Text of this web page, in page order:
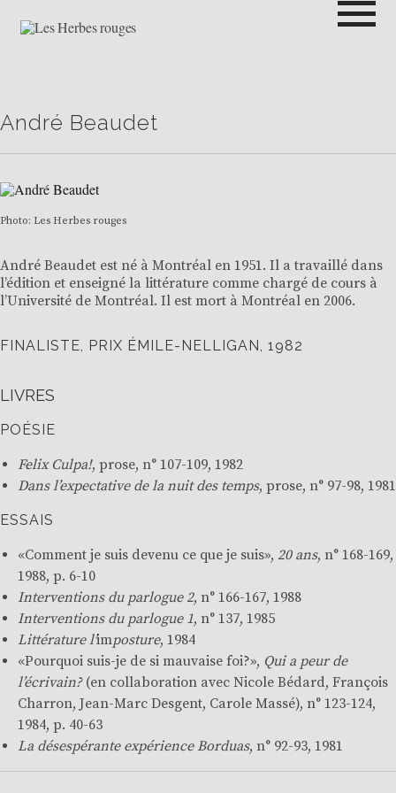
contenuLES HERBES ROUGES
André Beaudet
Photo: Les Herbes rouges
André Beaudet est né à Montréal en 1951. Il a travaillé dans
l’édition et enseigné la littérature comme chargé de cours à
l’Université de Montréal. Il est mort à Montréal en 2006.
FINALISTE, PRIX ÉMILE-NELLIGAN, 1982
LIVRES
POÉSIE
Felix Culpa!, prose, n° 107-109, 1982
Dans l’expectative de la nuit des temps, prose, n° 97-98, 1981
ESSAIS
«Comment je suis devenu ce que je suis», 20 ans, n° 168-169,
1988, p. 6-10
Interventions du parlogue 2, n° 166-167, 1988
Interventions du parlogue 1, n° 137, 1985
Littérature l’imposture, 1984
«Pourquoi suis-je de si mauvaise foi?», Qui a peur de
l’écrivain? (en collaboration avec Nicole Bédard, François
Charron, Jean-Marc Desgent, Carole Massé), n° 123-124,
1984, p. 40-63
La désespérante expérience Borduas, n° 92-93, 1981